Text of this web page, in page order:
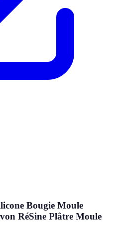
Bougie Moule
RéSine Plâtre Moule